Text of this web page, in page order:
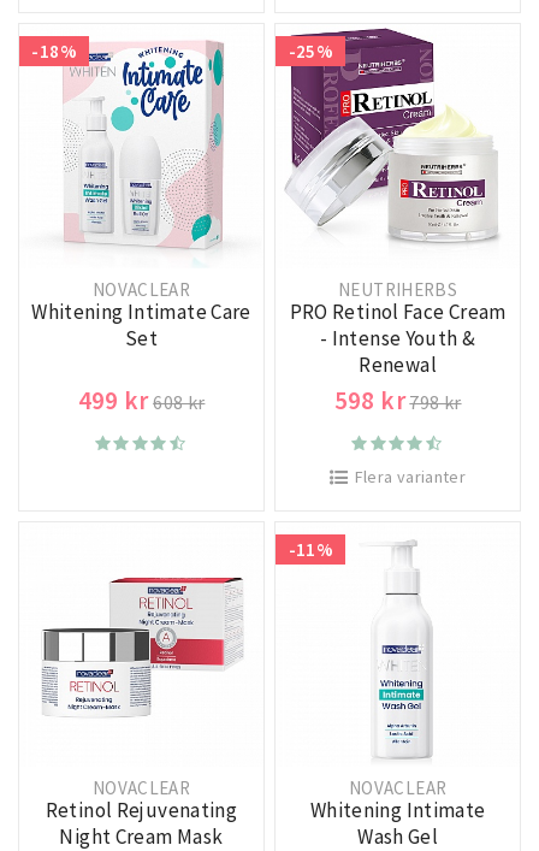
-18%
NOVACLEAR
Whitening Intimate Care
Set
499 kr608 kr
-25%
NEUTRIHERBS
PRO Retinol Face Cream
- Intense Youth &
Renewal
598 kr798 kr
Flera varianter
NOVACLEAR
Retinol Rejuvenating
Night Cream Mask
-11%
NOVACLEAR
Whitening Intimate
Wash Gel